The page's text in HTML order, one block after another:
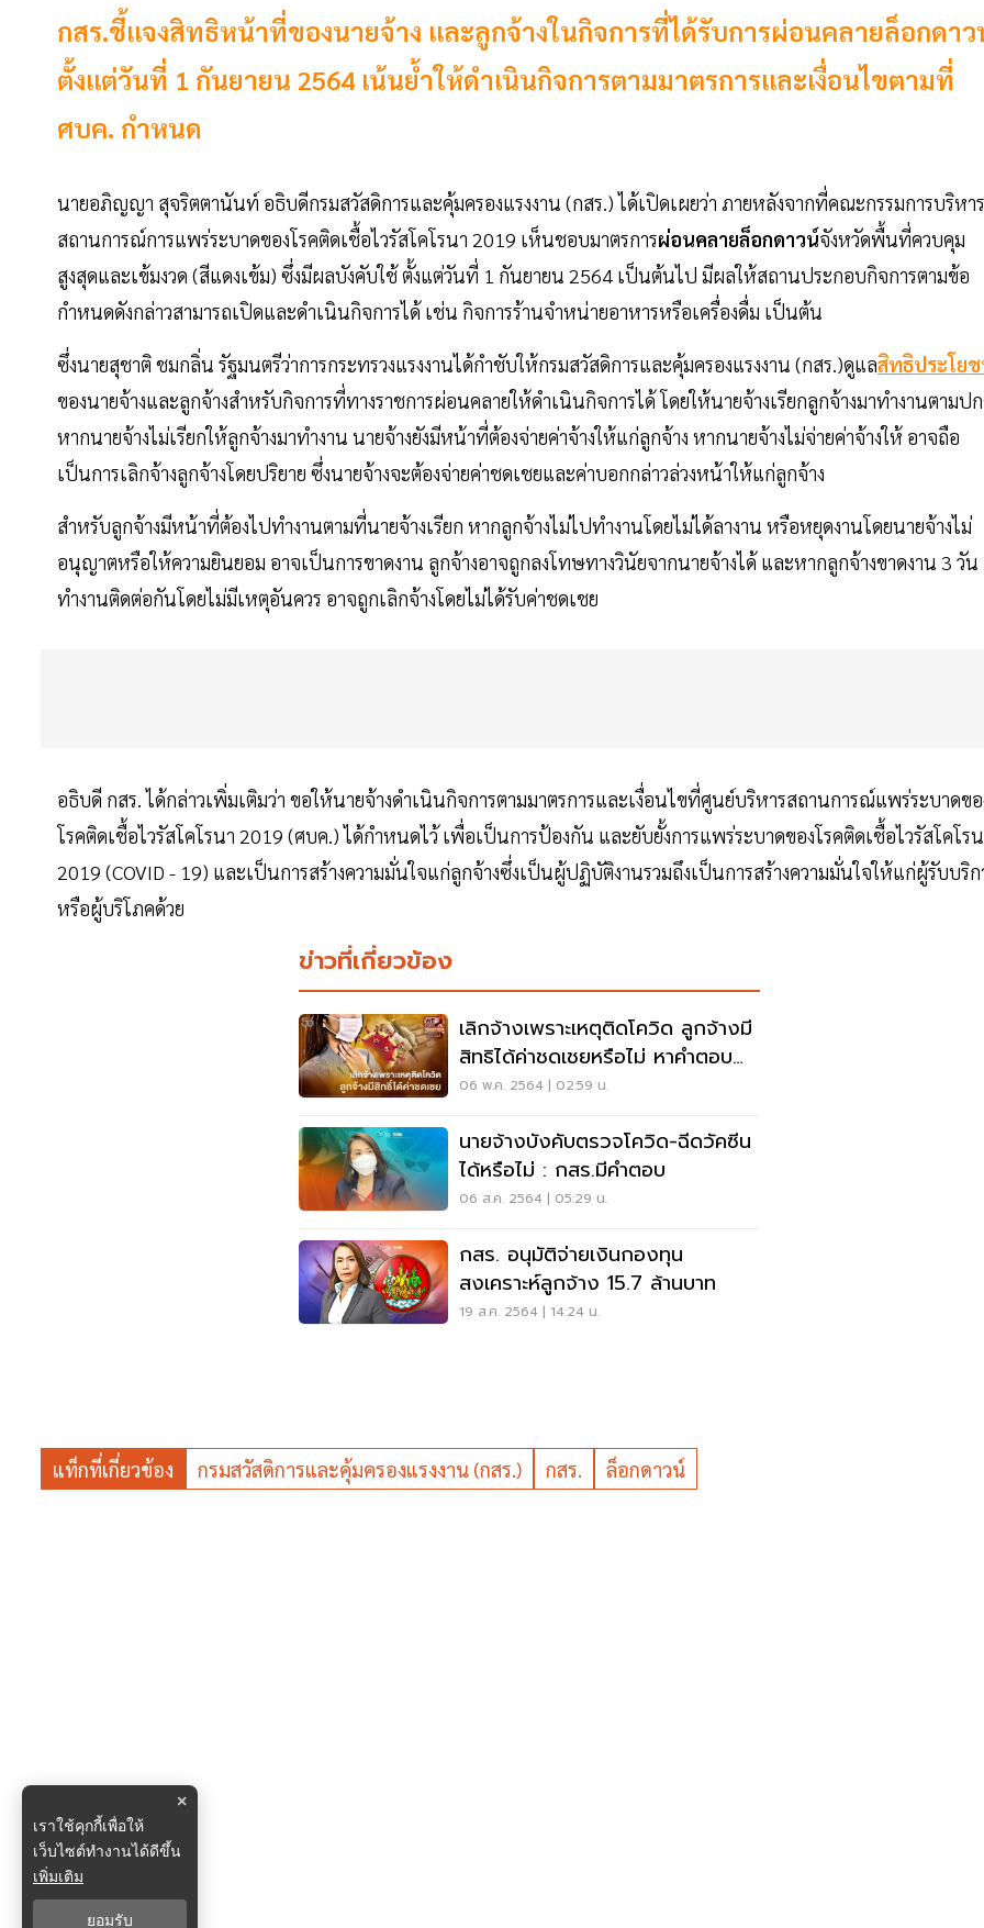
กสร.ชี้แจงสิทธิหน้าที่ของนายจ้าง และลูกจ้างในกิจการที่ได้รับการผ่อนคลายล็อกดา
ตั้งแต่วันที่ 1 กันยายน 2564 เน้นย้ำให้ดำเนินกิจการตามมาตรการและเงื่อนไขตามที่
ศบค. กำหนด
นายอภิญญา สุจริตตานันท์ อธิบดีกรมสวัสดิการและคุ้มครองแรงงาน (กสร.) ได้เปิดเผยว่า ภายหลังจากที่คณะกรรมการบริหาร
สถานการณ์การแพร่ระบาดของโรคติดเชื้อไวรัสโคโรนา 2019 เห็นชอบมาตรการผ่อนคลายล็อกดาวน์จังหวัดพื้นที่ควบคุม
สูงสุดและเข้มงวด (สีแดงเข้ม) ซึ่งมีผลบังคับใช้ ตั้งแต่วันที่ 1 กันยายน 2564 เป็นต้นไป มีผลให้สถานประกอบกิจการตามข้อ
กำหนดดังกล่าวสามารถเปิดและดำเนินกิจการได้ เช่น กิจการร้านจำหน่ายอาหารหรือเครื่องดื่ม เป็นต้น
ซึ่งนายสุชาติ ชมกลิ่น รัฐมนตรีว่าการกระทรวงแรงงานได้กำชับให้กรมสวัสดิการและคุ้มครองแรงงาน (กสร.)ดูแลสิทธิประโย
ของนายจ้างและลูกจ้างสำหรับกิจการที่ทางราชการผ่อนคลายให้ดำเนินกิจการได้ โดยให้นายจ้างเรียกลูกจ้างมาทำงานตามป
หากนายจ้างไม่เรียกให้ลูกจ้างมาทำงาน นายจ้างยังมีหน้าที่ต้องจ่ายค่าจ้างให้แก่ลูกจ้าง หากนายจ้างไม่จ่ายค่าจ้างให้ อาจถือ
เป็นการเลิกจ้างลูกจ้างโดยปริยาย ซึ่งนายจ้างจะต้องจ่ายค่าชดเชยและค่าบอกกล่าวล่วงหน้าให้แก่ลูกจ้าง
สำหรับลูกจ้างมีหน้าที่ต้องไปทำงานตามที่นายจ้างเรียก หากลูกจ้างไม่ไปทำงานโดยไม่ได้ลางาน หรือหยุดงานโดยนายจ้างไม่
อนุญาตหรือให้ความยินยอม อาจเป็นการขาดงาน ลูกจ้างอาจถูกลงโทษทางวินัยจากนายจ้างได้ และหากลูกจ้างขาดงาน 3 วัน
ทำงานติดต่อกันโดยไม่มีเหตุอันควร อาจถูกเลิกจ้างโดยไม่ได้รับค่าชดเชย
อธิบดี กสร. ได้กล่าวเพิ่มเติมว่า ขอให้นายจ้างดำเนินกิจการตามมาตรการและเงื่อนไขที่ศูนย์บริหารสถานการณ์แพร่ระบาดข
โรคติดเชื้อไวรัสโคโรนา 2019 (ศบค.) ได้กำหนดไว้ เพื่อเป็นการป้องกัน และยับยั้งการแพร่ระบาดของโรคติดเชื้อไวรัสโคโร
2019 (COVID - 19) และเป็นการสร้างความมั่นใจแก่ลูกจ้างซึ่งเป็นผู้ปฏิบัติงานรวมถึงเป็นการสร้างความมั่นใจให้แก่ผู้รับบริก
หรือผู้บริโภคด้วย
ข่าวที่เกี่ยวข้อง
เลิกจ้างเพราะเหตุติดโควิด ลูกจ้างมี
สิทธิได้ค่าชดเชยหรือไม่ หาคำตอบ
ได้ที่นี่
06 พ.ค. 2564 | 02:59 น.
นายจ้างบังคับตรวจโควิด-ฉีดวัคซีน
ได้หรือไม่ : กสร.มีคำตอบ
06 ส.ค. 2564 | 05:29 น.
กสร. อนุมัติจ่ายเงินกองทุน
สงเคราะห์ลูกจ้าง 15.7 ล้านบาท
19 ส.ค. 2564 | 14:24 น.
แท็กที่เกี่ยวข้อง กรมสวัสดิการและคุ้มครองแรงงาน (กสร.) กสร. ล็อกดาวน์
×
เราใช้คุกกี้เพื่อให้
เว็บไซต์ทำงานได้ดีขึ้น
เพิ่มเติม
ยอมรับ